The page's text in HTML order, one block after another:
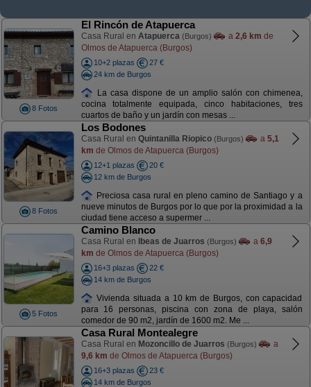
8 Fotos
El Rincón de Atapuerca
Casa Rural en Atapuerca (Burgos) a 2,6 km de
Olmos de Atapuerca (Burgos)
10+2 plazas
27 €
24 km de Burgos
La casa dispone de un amplio salón con chimenea,
cocina totalmente equipada, cinco habitaciones, tres
cuartos de baño y un jardín con mesas ...
8 Fotos
Los Bodones
Casa Rural en Quintanilla Riopico (Burgos) a 5,1
km de Olmos de Atapuerca (Burgos)
12+1 plazas
20 €
12 km de Burgos
Preciosa casa rural en pleno camino de Santiago y a
nueve minutos de Burgos por lo que por la proximidad a la
ciudad tiene acceso a supermer ...
5 Fotos
Camino Blanco
Casa Rural en Ibeas de Juarros (Burgos) a 6,9
km de Olmos de Atapuerca (Burgos)
16+3 plazas
22 €
14 km de Burgos
Vivienda situada a 10 km de Burgos, con capacidad
para 16 personas, piscina con zona de playa, salón
comedor de 90 m2, jardín de 1600 m2. Me ...
Casa Rural Montealegre
Casa Rural en Mozoncillo de Juarros (Burgos)
a
9,6 km de Olmos de Atapuerca (Burgos)
16+3 plazas
23 €
14 km de Burgos